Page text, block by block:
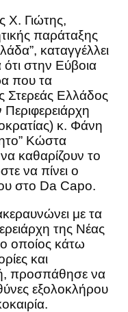
Χ. Γιώτης,
παράταξης
καταγγέλλει
ότι στην Εύβοια
που τα
Στερεάς Ελλάδος
κ. Φάνη
Κώστα
καθαρίζουν το
να πίνει ο
στο Da Capo.
με τα
της Νέας
οποίος κάτω
και
προσπάθησε να
εξολοκλήρου